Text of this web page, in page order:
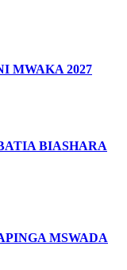
MWAKA 2027
BIASHARA
MSWADA